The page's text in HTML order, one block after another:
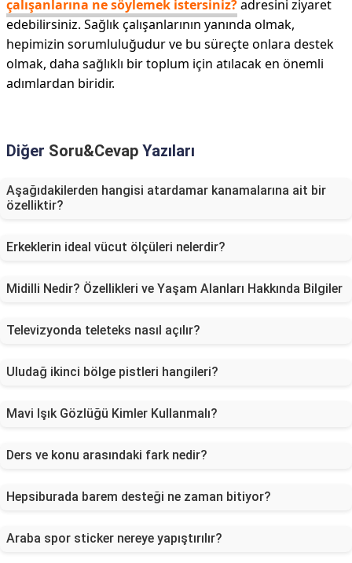
çalışanlarına ne söylemek istersiniz?adresini ziyaret
edebilirsiniz. Sağlık çalışanlarının yanında olmak,
hepimizin sorumluluğudur ve bu süreçte onlara destek
olmak, daha sağlıklı bir toplum için atılacak en önemli
adımlardan biridir.
Diğer Soru&Cevap Yazıları
Aşağıdakilerden hangisi atardamar kanamalarına ait bir
özelliktir?
Erkeklerin ideal vücut ölçüleri nelerdir?
Midilli Nedir? Özellikleri ve Yaşam Alanları Hakkında Bilgiler
Televizyonda teleteks nasıl açılır?
Uludağ ikinci bölge pistleri hangileri?
Mavi Işık Gözlüğü Kimler Kullanmalı?
Ders ve konu arasındaki fark nedir?
Hepsiburada barem desteği ne zaman bitiyor?
Araba spor sticker nereye yapıştırılır?